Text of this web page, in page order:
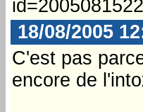
18/08/2005
C'est pas
encore de